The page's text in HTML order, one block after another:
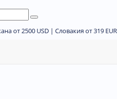
от 2500 USD | Словакия от 319 EUR